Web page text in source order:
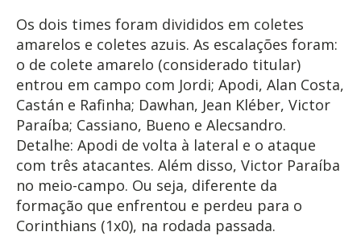
Os dois times foram divididos em coletes
amarelos e coletes azuis. As escalações foram:
o de colete amarelo (considerado titular)
entrou em campo com Jordi; Apodi, Alan Costa,
Castán e Rafinha; Dawhan, Jean Kléber, Victor
Paraíba; Cassiano, Bueno e Alecsandro.
Detalhe: Apodi de volta à lateral e o ataque
com três atacantes. Além disso, Victor Paraíba
no meio-campo. Ou seja, diferente da
formação que enfrentou e perdeu para o
Corinthians (1x0), na rodada passada.